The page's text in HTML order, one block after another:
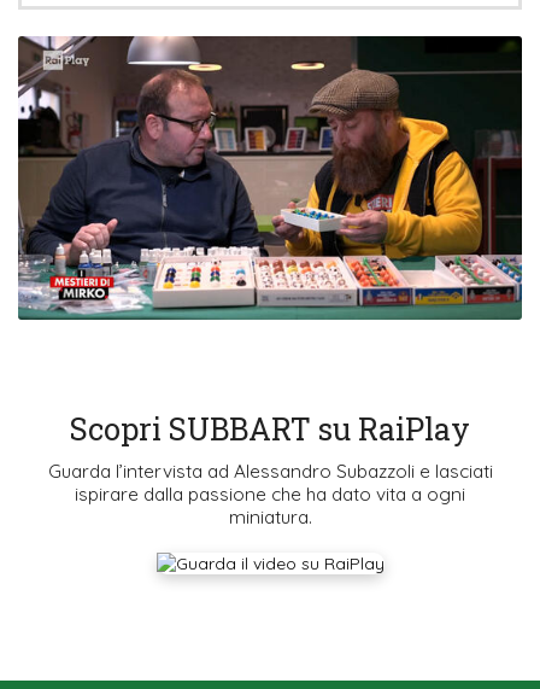
Scopri SUBBART su RaiPlay
Guarda l’intervista ad Alessandro Subazzoli e lasciati
ispirare dalla passione che ha dato vita a ogni
miniatura.